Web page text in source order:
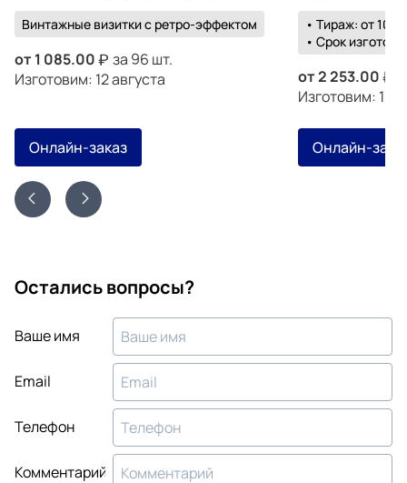
Винтажные визитки с ретро-эффектом
от 1 085.00
за 96 шт.
Изготовим: 12 августа
Онлайн-заказ
• Тираж: от 100
• Срок
от2 253.00
Изготовим: 15
Онлайн-
Остались вопросы?
Ваше имя
Email
Телефон
Комментарий